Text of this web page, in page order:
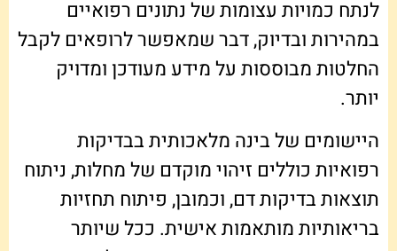
לנתח כמויות עצומות של נתונים רפואיים
במהירות ובדיוק, דבר שמאפשר לרופאים לקבל
החלטות מבוססות על מידע מעודכן ומדויק
יותר.
היישומים של בינה מלאכותית בבדיקות
רפואיות כוללים זיהוי מוקדם של מחלות, ניתוח
תוצאות בדיקות דם, וכמובן, פיתוח תחזיות
בריאותיות מותאמות אישית. ככל שיותר